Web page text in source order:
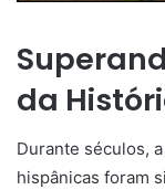
da
Durante séculos,
hispânicas foram